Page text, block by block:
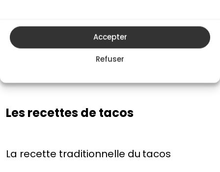
Accepter
Refuser
Les recettes de tacos
La recette traditionnelle du tacos